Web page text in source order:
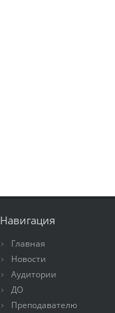
Навигация
Главная
Новости
Аудитории
ДО
Преподавателю